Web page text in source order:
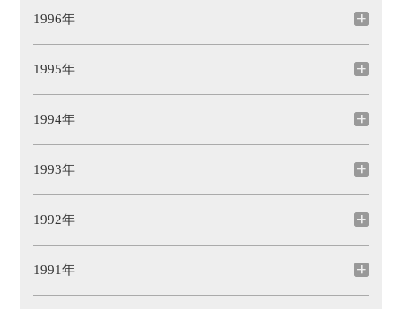
1996年
1995年
1994年
1993年
1992年
1991年